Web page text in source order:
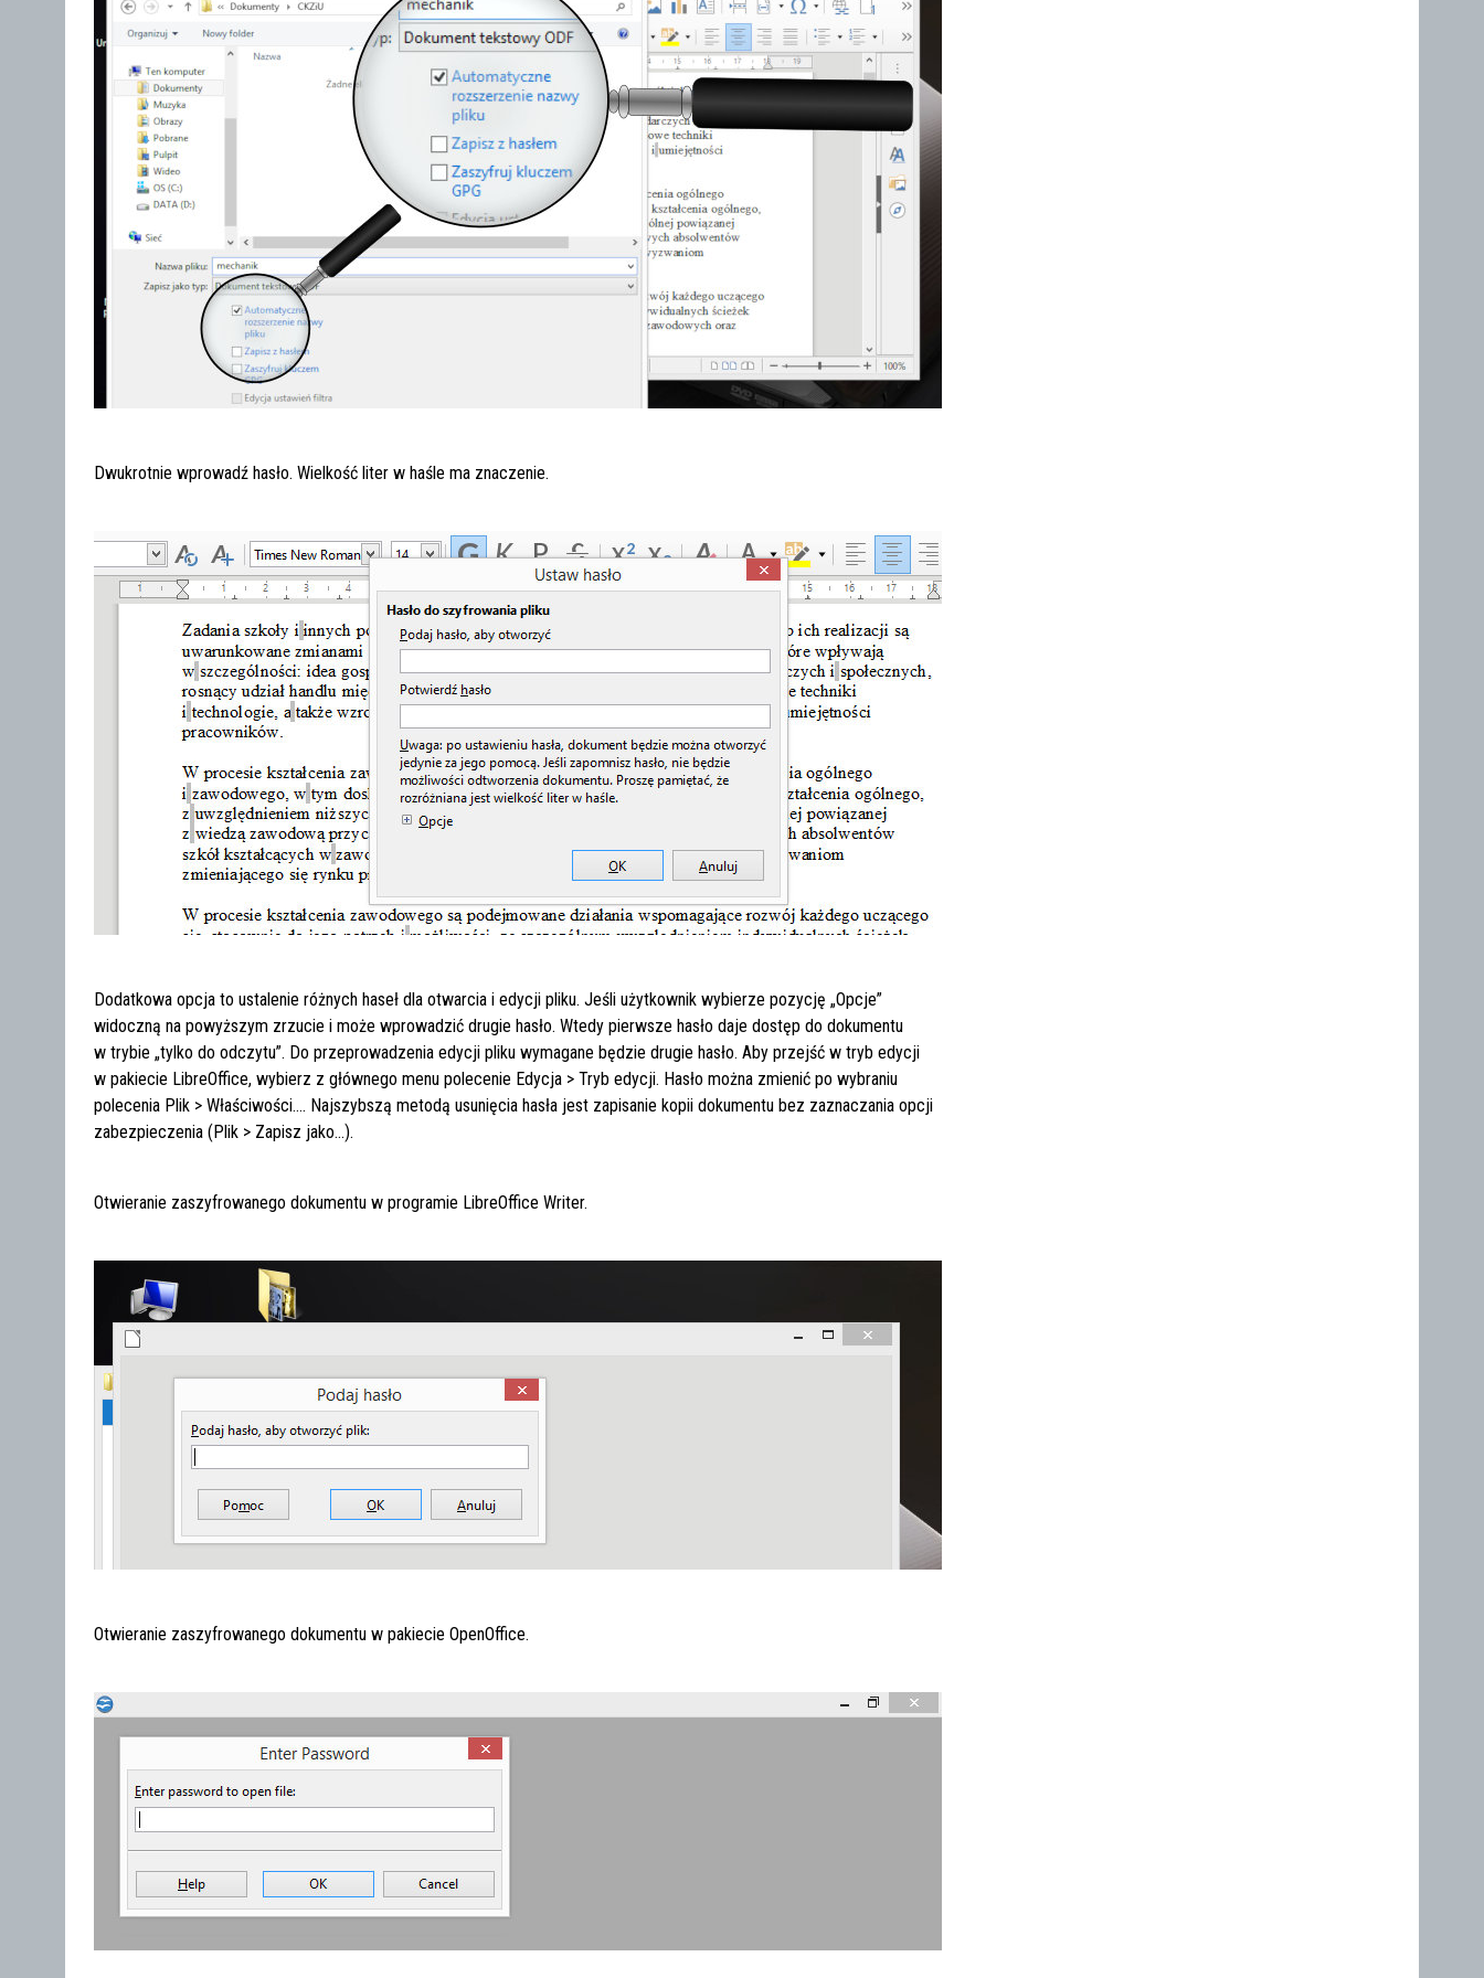
Dwukrotnie wprowadź hasło. Wielkość liter w haśle ma znaczenie.
Dodatkowa opcja to ustalenie różnych haseł dla otwarcia i edycji pliku. Jeśli użytkownik wybierze pozycję „Opcje”
widoczną na powyższym zrzucie i może wprowadzić drugie hasło. Wtedy pierwsze hasło daje dostęp do dokumentu
w trybie „tylko do odczytu”. Do przeprowadzenia edycji pliku wymagane będzie drugie hasło. Aby przejść w tryb edycji
w pakiecie LibreOffice, wybierz z głównego menu polecenie Edycja > Tryb edycji. Hasło można zmienić po wybraniu
polecenia Plik > Właściwości…. Najszybszą metodą usunięcia hasła jest zapisanie kopii dokumentu bez zaznaczania opcji
zabezpieczenia (Plik > Zapisz jako…).
Otwieranie zaszyfrowanego dokumentu w programie LibreOffice Writer.
Otwieranie zaszyfrowanego dokumentu w pakiecie OpenOffice.